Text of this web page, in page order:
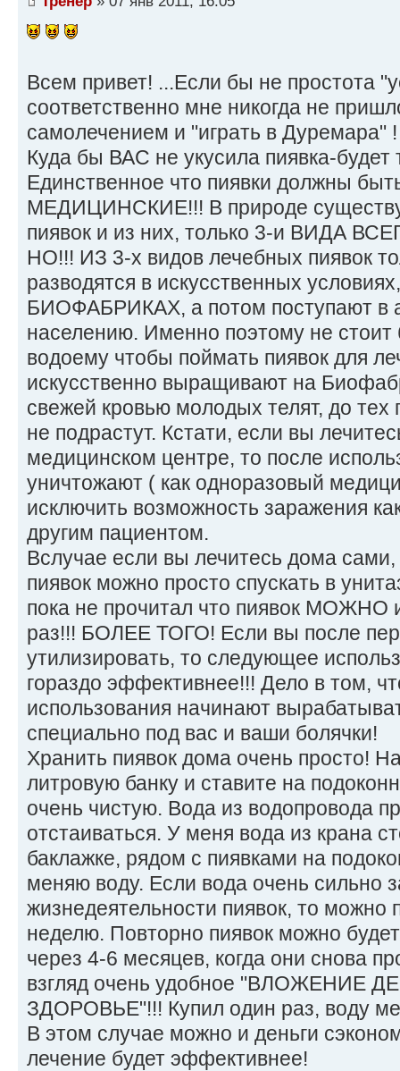
Всем привет! ...Если бы не простота
соответственно мне никогда не
самолечением и "играть в Дуремара" !
Куда бы ВАС не укусила пиявка-будет
Единственное что пиявки должны
МЕДИЦИНСКИЕ!!! В природе
пиявок и из них, только 3-и ВИДА
НО!!! ИЗ 3-х видов лечебных пиявок
разводятся в искусственных
БИОФАБРИКАХ, а потом поступают в
населению. Именно поэтому не
водоему чтобы поймать пиявок для
искусственно выращивают на
свежей кровью молодых телят, до
не подрастут. Кстати, если вы
медицинском центре, то после
уничтожают ( как одноразовый
исключить возможность заражения
другим пациентом.
Вслучае если вы лечитесь дома
пиявок можно просто спускать в
пока не прочитал что пиявок МОЖНО
раз!!! БОЛЕЕ ТОГО! Если вы после
утилизировать, то следующее
гораздо эффективнее!!! Дело в том,
использования начинают
специально под вас и ваши болячки!
Хранить пиявок дома очень просто!
литровую банку и ставите на
очень чистую. Вода из водопровода
отстаиваться. У меня вода из крана
баклажке, рядом с пиявками на
меняю воду. Если вода очень сильно
жизнедеятельности пиявок, то можно
неделю. Повторно пиявок можно
через 4-6 месяцев, когда они снова
взгляд очень удобное "ВЛОЖЕНИЕ
ЗДОРОВЬЕ"!!! Купил один раз, воду
В этом случае можно и деньги
лечение будет эффективнее!